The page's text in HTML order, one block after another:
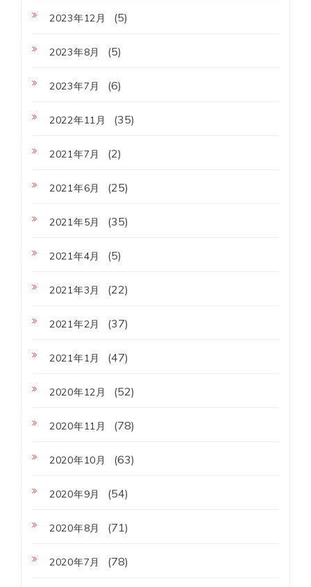
2023年12月 (5)
2023年8月 (5)
2023年7月 (6)
2022年11月 (35)
2021年7月 (2)
2021年6月 (25)
2021年5月 (35)
2021年4月 (5)
2021年3月 (22)
2021年2月 (37)
2021年1月 (47)
2020年12月 (52)
2020年11月 (78)
2020年10月 (63)
2020年9月 (54)
2020年8月 (71)
2020年7月 (78)